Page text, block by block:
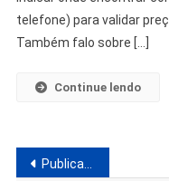
telefone) para validar
Também falo sobre […]
Continue lendo
Navegação
Publicações mais antigas